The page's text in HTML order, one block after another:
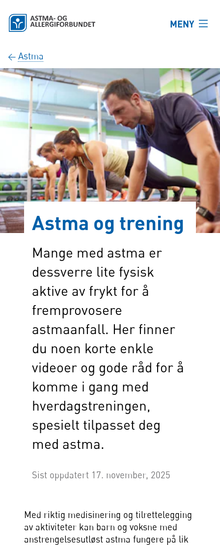
MENY
← Astma
Astma og trening
Mange med astma er
dessverre lite fysisk
aktive av frykt for å
fremprovosere
astmaanfall. Her finner
du noen korte enkle
videoer og gode råd for å
komme i gang med
hverdagstreningen,
spesielt tilpasset deg
med astma.
Sist oppdatert 17. november, 2025
Med riktig medisinering og tilrettelegging
av aktiviteter kan barn og voksne med
anstrengelsesutløst astma fungere på lik